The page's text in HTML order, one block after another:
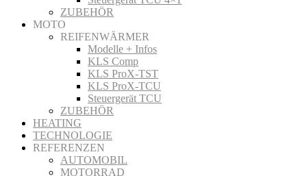
ZUBEHÖR
MOTO
REIFENWÄRMER
Modelle + Infos
KLS Comp
KLS ProX-TST
KLS ProX-TCU
Steuergerät TCU
ZUBEHÖR
HEATING
TECHNOLOGIE
REFERENZEN
AUTOMOBIL
MOTORRAD